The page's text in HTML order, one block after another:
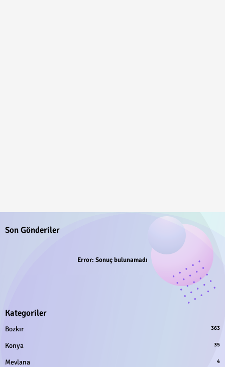
Son Gönderiler
Error: Sonuç bulunamadı
Kategoriler
Bozkır 363
Konya 35
Mevlana 4